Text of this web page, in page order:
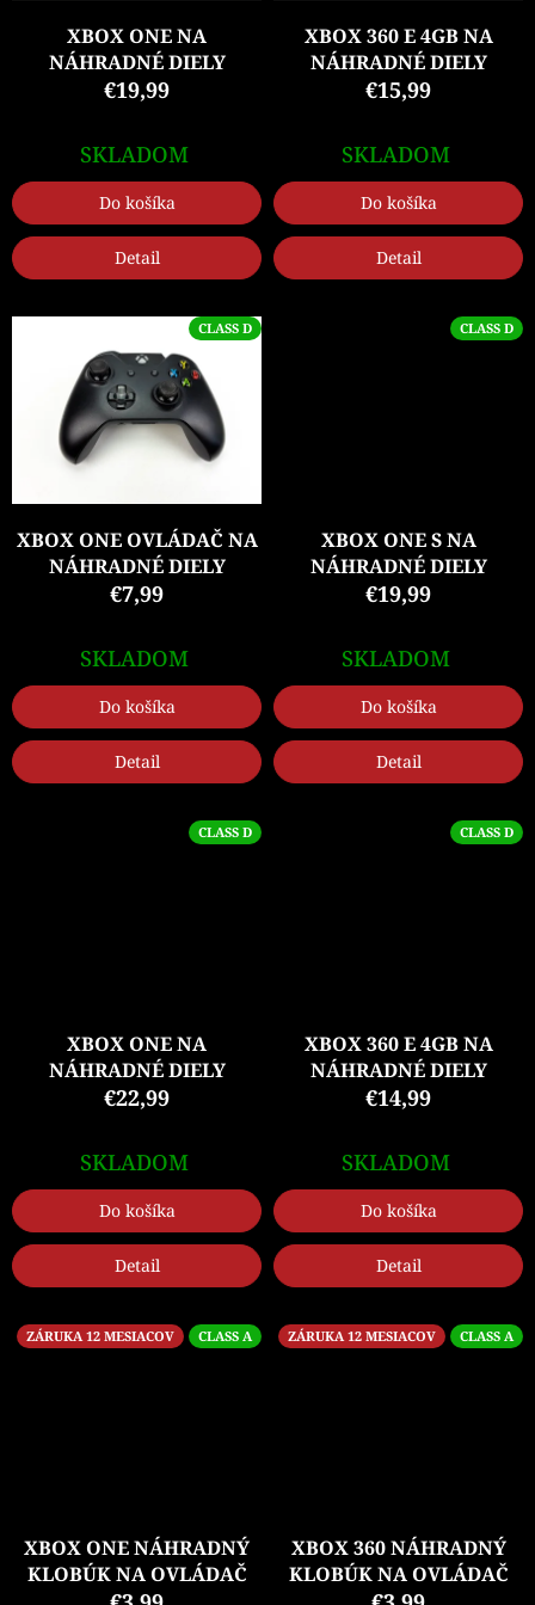
XBOX ONE NA
NÁHRADNÉ DIELY
€19,99
SKLADOM
Do košíka
Detail
XBOX 360 E 4GB NA
NÁHRADNÉ DIELY
€15,99
SKLADOM
Do košíka
Detail
CLASS D
XBOX ONE OVLÁDAČ NA
NÁHRADNÉ DIELY
€7,99
SKLADOM
Do košíka
Detail
CLASS D
XBOX ONE S NA
NÁHRADNÉ DIELY
€19,99
SKLADOM
Do košíka
Detail
CLASS D
XBOX ONE NA
NÁHRADNÉ DIELY
€22,99
SKLADOM
Do košíka
Detail
CLASS D
XBOX 360 E 4GB NA
NÁHRADNÉ DIELY
€14,99
SKLADOM
Do košíka
Detail
ZÁRUKA 12 MESIACOV CLASS A
XBOX ONE NÁHRADNÝ
KLOBÚK NA OVLÁDAČ
ZÁRUKA 12 MESIACOV CLASS A
XBOX 360 NÁHRADNÝ
KLOBÚK NA OVLÁDAČ